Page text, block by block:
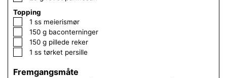
Topping
▢
1 ss meierismør
▢
150 g baconterninger
▢
150 g pillede reker
▢
1 ss tørket persille
Fremgangsmåte